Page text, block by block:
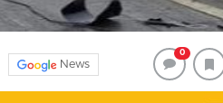
News
0